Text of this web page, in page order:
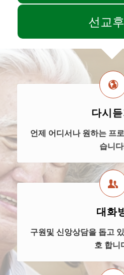
선교
다시
언제 어디서나 원하는 프
습니
대화
구원및 신앙상담을 돕고
호 합니